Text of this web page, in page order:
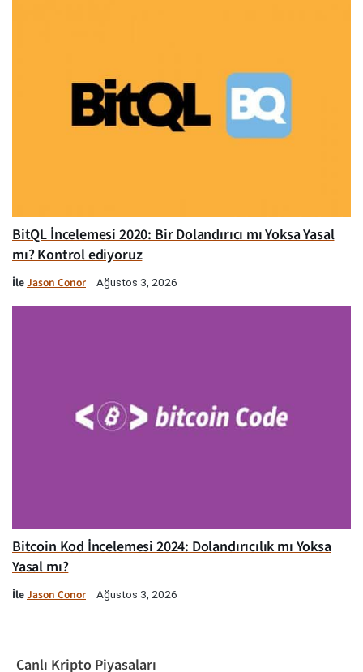
BitQL İncelemesi 2020: Bir Dolandırıcı mı Yoksa Yasal
mı? Kontrol ediyoruz
İleJason Conor Ağustos 3, 2026
Bitcoin Kod İncelemesi 2024: Dolandırıcılık mı Yoksa
Yasal mı?
İleJason Conor Ağustos 3, 2026
Canlı Kripto Piyasaları